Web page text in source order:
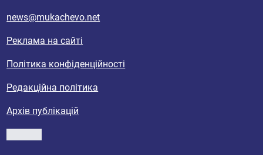
news@mukachevo.net
Реклама на сайті
Політика конфіденційності
Редакційна політика
Архів публікацій